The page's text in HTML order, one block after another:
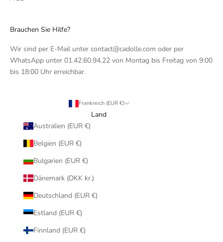
Brauchen Sie Hilfe?
Wir sind per E-Mail unter contact@cadolle.com oder per
WhatsApp unter 01.42.60.94.22 von Montag bis Freitag von 9:00
bis 18:00 Uhr erreichbar.
Frankreich (EUR €)
Land
Australien (EUR €)
Belgien (EUR €)
Bulgarien (EUR €)
Dänemark (DKK kr.)
Deutschland (EUR €)
Estland (EUR €)
Finnland (EUR €)